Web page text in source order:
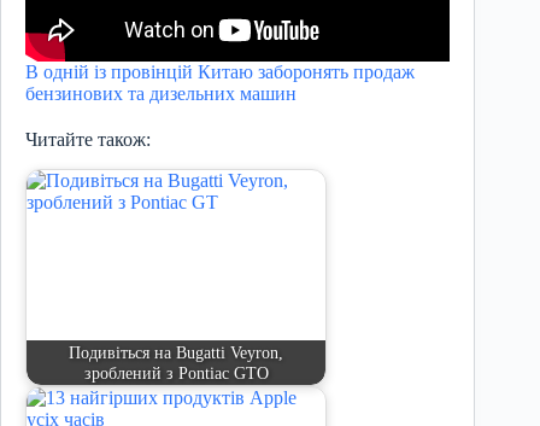
В одній із провінцій Китаю заборонять продаж
бензинових та дизельних машин
Читайте також:
Подивіться на Bugatti Veyron,
зроблений з Pontiac GTO